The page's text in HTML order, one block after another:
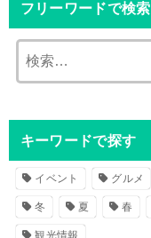
フリーワードで検索
キーワードで探す
イベント グルメ
冬 夏 春
観光情報